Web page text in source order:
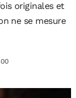
originales et
ne se mesure